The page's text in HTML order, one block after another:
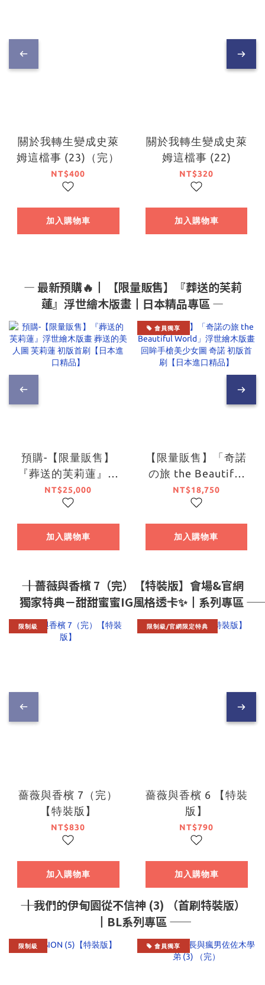
關於我轉生變成史萊
姆這檔事 (23)（完）
NT$400
加入購物車
關於我轉生變成史萊
姆這檔事 (22)
NT$320
加入購物車
― 最新預購🔥┃ 【限量販售】『葬送的芙莉
蓮』浮世繪木版畫┃日本精品專區 ―
預購-【限量販售】
『葬送的芙莉蓮』浮
世繪木版畫 葬送的美
人圖 芙莉蓮 初版首刷
【日本進口精品】
NT$25,000
加入購物車
會員獨享
【限量販售】「奇諾
の旅 the Beautiful
World」浮世繪木版
畫 回眸手槍美少女圖
奇諾 初版首刷【日本
進口精品】
NT$18,750
加入購物車
―― ┃薔薇與香檳 7（完）【特裝版】會場&官網
獨家特典－甜甜蜜蜜IG風格透卡✨┃系列專區 ――
限制級
薔薇與香檳 7（完）
【特裝版】
NT$830
加入購物車
限制級/官網限定特典
薔薇與香檳 6 【特裝
版】
NT$790
加入購物車
―― ┃我們的伊甸園從不信神 (3) （首刷特裝版）
┃BL系列專區 ――
限制級 會員獨享